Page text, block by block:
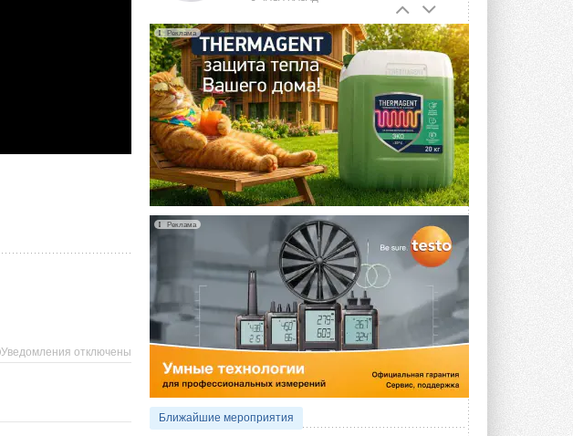
Уведомления отключены
Гибридный тепловой насос PV/T
с одним общим испарителем
Исследователи предложили
конструкцию двухисточникового ...
ВЧЕРА
21-й ежегодный форум
«ЦОД-2026»
Мероприятие пройдет 2-3 сентября в
отеле Radisson Slavyanskaya. Форум
посетит более двух тысяч участников ...
ВЧЕРА
Китайская Shenling представила
линейку тепловых насосов
«воздух-вода» на R290
Серия ThermaX R290 All-In-One
включает три модели ...
4 АВГУСТА 2026
Тепловые насосы в связке с
солнечной генерацией и
накопителем снижают
потребление на 60%
Исследователи из Италии установили ...
4 АВГУСТА 2026
Реклама
Реклама
Ближайшие мероприятия